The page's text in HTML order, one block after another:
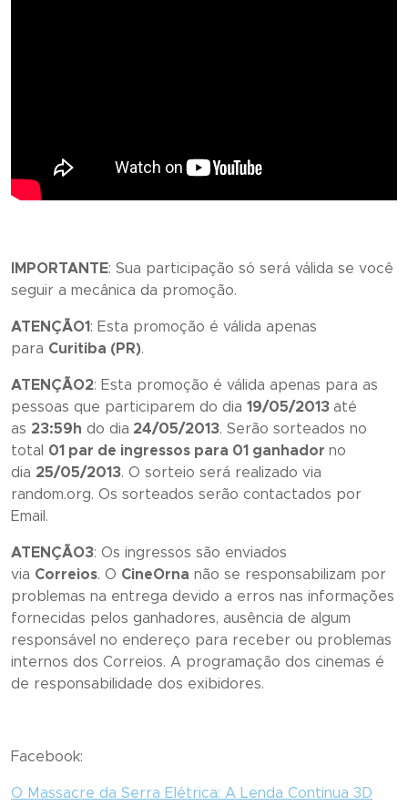
IMPORTANTE: Sua participação só será válida se você
seguir a mecânica da promoção.
ATENÇÃO1 : Esta promoção é válida apenas
para Curitiba (PR).
ATENÇÃO2: Esta promoção é válida apenas para as
pessoas que participarem do dia 19/05/2013 até
as 23:59h do dia 24/05/2013. Serão sorteados no
total 01 par de ingressos para 01 ganhador no
dia 25/05/2013. O sorteio será realizado via
random.org. Os sorteados serão contactados por
Email.
ATENÇÃO3: Os ingressos são enviados
via Correios. O CineOrna não se responsabilizam por
problemas na entrega devido a erros nas informações
fornecidas pelos ganhadores, ausência de algum
responsável no endereço para receber ou problemas
internos dos Correios. A programação dos cinemas é
de responsabilidade dos exibidores.
Facebook:
O Massacre da Serra Elétrica: A Lenda Continua 3D